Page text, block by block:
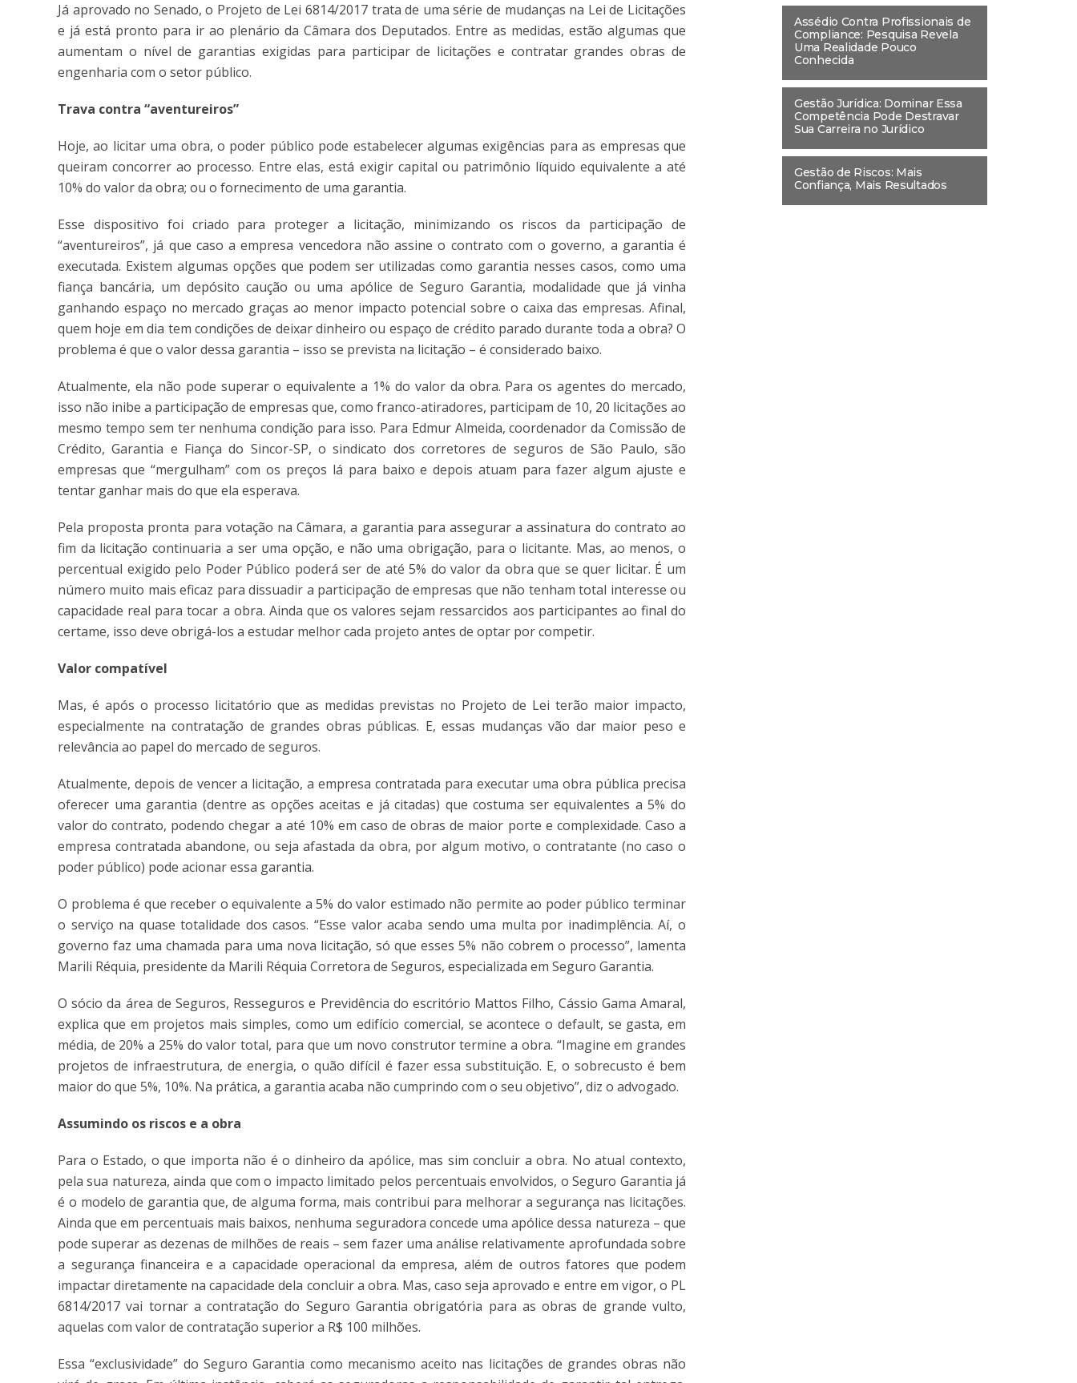
Já aprovado no Senado, o Projeto de Lei 6814/2017 trata de uma série de mudanças na Lei de Licitações
e já está pronto para ir ao plenário da Câmara dos Deputados. Entre as medidas, estão algumas que
aumentam o nível de garantias exigidas para participar de licitações e contratar grandes obras de
engenharia com o setor público.
Trava contra “aventureiros”
Hoje, ao licitar uma obra, o poder público pode estabelecer algumas exigências para as empresas que
queiram concorrer ao processo. Entre elas, está exigir capital ou patrimônio líquido equivalente a até
10% do valor da obra; ou o fornecimento de uma garantia.
Esse dispositivo foi criado para proteger a licitação, minimizando os riscos da participação de
“aventureiros”, já que caso a empresa vencedora não assine o contrato com o governo, a garantia é
executada. Existem algumas opções que podem ser utilizadas como garantia nesses casos, como uma
fiança bancária, um depósito caução ou uma apólice de Seguro Garantia, modalidade que já vinha
ganhando espaço no mercado graças ao menor impacto potencial sobre o caixa das empresas. Afinal,
quem hoje em dia tem condições de deixar dinheiro ou espaço de crédito parado durante toda a obra? O
problema é que o valor dessa garantia – isso se prevista na licitação – é considerado baixo.
Atualmente, ela não pode superar o equivalente a 1% do valor da obra. Para os agentes do mercado,
isso não inibe a participação de empresas que, como franco-atiradores, participam de 10, 20 licitações ao
mesmo tempo sem ter nenhuma condição para isso. Para Edmur Almeida, coordenador da Comissão de
Crédito, Garantia e Fiança do Sincor-SP, o sindicato dos corretores de seguros de São Paulo, são
empresas que “mergulham” com os preços lá para baixo e depois atuam para fazer algum ajuste e
tentar ganhar mais do que ela esperava.
Pela proposta pronta para votação na Câmara, a garantia para assegurar a assinatura do contrato ao
fim da licitação continuaria a ser uma opção, e não uma obrigação, para o licitante. Mas, ao menos, o
percentual exigido pelo Poder Público poderá ser de até 5% do valor da obra que se quer licitar. É um
número muito mais eficaz para dissuadir a participação de empresas que não tenham total interesse ou
capacidade real para tocar a obra. Ainda que os valores sejam ressarcidos aos participantes ao final do
certame, isso deve obrigá-los a estudar melhor cada projeto antes de optar por competir.
Valor compatível
Mas, é após o processo licitatório que as medidas previstas no Projeto de Lei terão maior impacto,
especialmente na contratação de grandes obras públicas. E, essas mudanças vão dar maior peso e
relevância ao papel do mercado de seguros.
Atualmente, depois de vencer a licitação, a empresa contratada para executar uma obra pública precisa
oferecer uma garantia (dentre as opções aceitas e já citadas) que costuma ser equivalentes a 5% do
valor do contrato, podendo chegar a até 10% em caso de obras de maior porte e complexidade. Caso a
empresa contratada abandone, ou seja afastada da obra, por algum motivo, o contratante (no caso o
poder público) pode acionar essa garantia.
O problema é que receber o equivalente a 5% do valor estimado não permite ao poder público terminar
o serviço na quase totalidade dos casos. “Esse valor acaba sendo uma multa por inadimplência. Aí, o
governo faz uma chamada para uma nova licitação, só que esses 5% não cobrem o processo”, lamenta
Marili Réquia, presidente da Marili Réquia Corretora de Seguros, especializada em Seguro Garantia.
O sócio da área de Seguros, Resseguros e Previdência do escritório Mattos Filho, Cássio Gama Amaral,
explica que em projetos mais simples, como um edifício comercial, se acontece o default, se gasta, em
média, de 20% a 25% do valor total, para que um novo construtor termine a obra. “Imagine em grandes
projetos de infraestrutura, de energia, o quão difícil é fazer essa substituição. E, o sobrecusto é bem
maior do que 5%, 10%. Na prática, a garantia acaba não cumprindo com o seu objetivo”, diz o advogado.
Assumindo os riscos e a obra
Para o Estado, o que importa não é o dinheiro da apólice, mas sim concluir a obra. No atual contexto,
pela sua natureza, ainda que com o impacto limitado pelos percentuais envolvidos, o Seguro Garantia já
é o modelo de garantia que, de alguma forma, mais contribui para melhorar a segurança nas licitações.
Ainda que em percentuais mais baixos, nenhuma seguradora concede uma apólice dessa natureza – que
pode superar as dezenas de milhões de reais – sem fazer uma análise relativamente aprofundada sobre
a segurança financeira e a capacidade operacional da empresa, além de outros fatores que podem
impactar diretamente na capacidade dela concluir a obra. Mas, caso seja aprovado e entre em vigor, o PL
6814/2017 vai tornar a contratação do Seguro Garantia obrigatória para as obras de grande vulto,
aquelas com valor de contratação superior a R$ 100 milhões.
Essa “exclusividade” do Seguro Garantia como mecanismo aceito nas licitações de grandes obras não
Assédio Contra Profissionais de
Compliance: Pesquisa Revela
Uma Realidade Pouco
Conhecida
Gestão Jurídica: Dominar Essa
Competência Pode Destravar
Sua Carreira no Jurídico
Gestão de Riscos: Mais
Confiança, Mais Resultados